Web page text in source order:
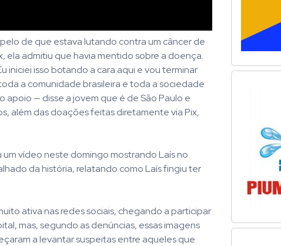
de que estava lutando contra um câncer de
ela admitiu que havia mentido sobre a doença.
iniciei isso botando a cara aqui e vou terminar
a comunidade brasileira e toda a sociedade
— disse a jovem que é de São Paulo e
além das doações feitas diretamente via Pix,
um vídeo neste domingo mostrando Laís no
da história, relatando como Laís fingiu ter
ativa nas redes sociais, chegando a participar
mas, segundo as denúncias, essas imagens
a levantar suspeitas entre aqueles que